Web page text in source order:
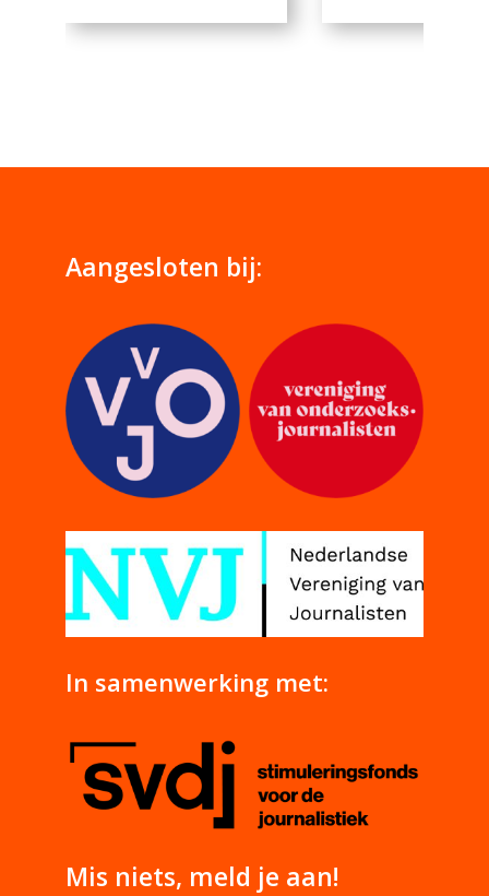
Aangesloten bij:
In samenwerking met:
Mis niets, meld je aan!